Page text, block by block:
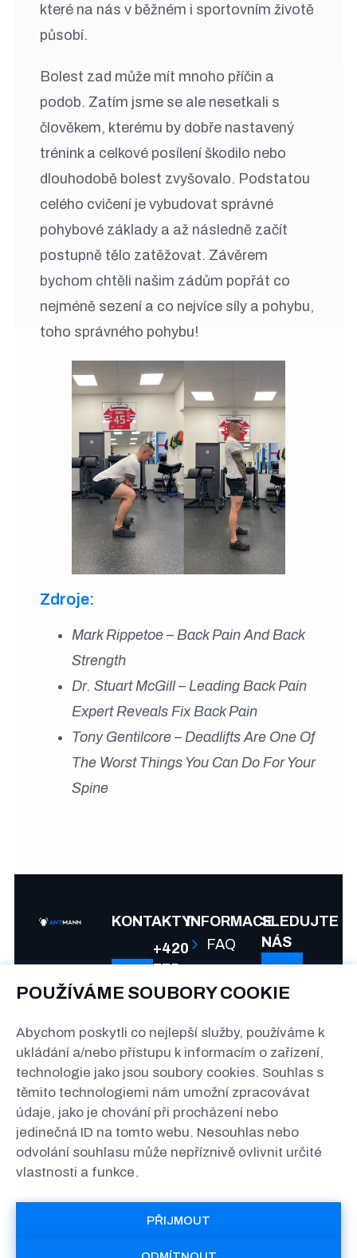
POUŽÍVÁME SOUBORY COOKIE
Abychom poskytli co nejlepší služby, používáme k
ukládání a/nebo přístupu k informacím o zařízení,
technologie jako jsou soubory cookies. Souhlas s
těmito technologiemi nám umožní zpracovávat
údaje, jako je chování při procházení nebo
jedinečná ID na tomto webu. Nesouhlas nebo
odvolání souhlasu může nepříznivě ovlivnit určité
vlastnosti a funkce.
PŘIJMOUT
které na nás v běžném i sportovním životě
působí.
Bolest zad může mít mnoho příčin a
podob. Zatím jsme se ale nesetkali s
člověkem, kterému by dobře nastavený
trénink a celkové posílení škodilo nebo
dlouhodobě bolest zvyšovalo. Podstatou
celého cvičení je vybudovat správné
pohybové základy a až následně začít
postupně tělo zatěžovat. Závěrem
bychom chtěli našim zádům popřát co
nejméně sezení a co nejvíce síly a pohybu,
toho správného pohybu!
Zdroje:
Mark Rippetoe – Back Pain And Back
Strength
Dr. Stuart McGill – Leading Back Pain
Expert Reveals Fix Back Pain
Tony Gentilcore – Deadlifts Are One Of
The Worst Things You Can Do For Your
Spine
KONTAKTY
+420
775
992
info@antmann.cz
The
Greenline
Kačerov
Jihlavská
Praha
INFORMACE
FAQ
a
soukromí
SLEDUJTE
NÁS